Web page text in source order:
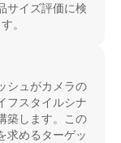
サイズ評価に検
。
シュがカメラの
フスタイルシナ
築します。この
求めるターゲッ